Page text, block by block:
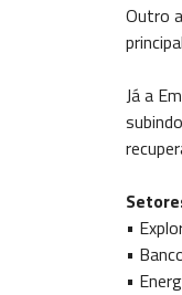
Outro
Já a
•
•
•